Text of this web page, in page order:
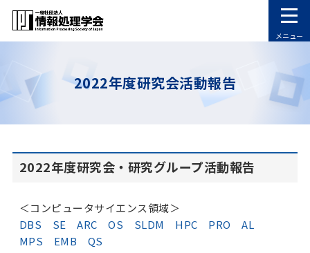
メニュー
2022年度研究会活動報告
2022年度研究会・研究グループ活動報告
＜コンピュータサイエンス領域＞
DBS
SE ARC OS SLDM HPC PRO
AL
MPS
EMB QS